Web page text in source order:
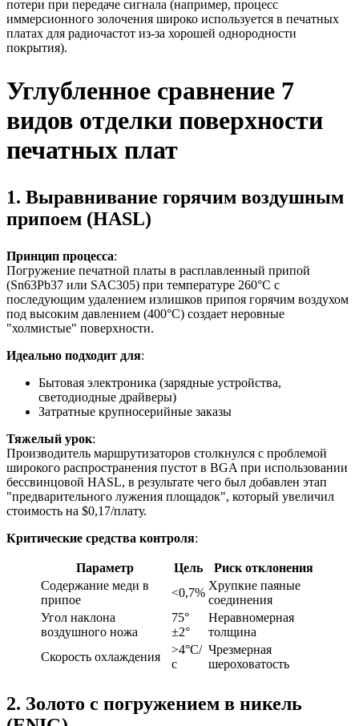
потери при передаче сигнала (например, процесс
иммерсионного золочения широко используется в печатных
платах для радиочастот из-за хорошей однородности
покрытия).
Углубленное сравнение 7
видов отделки поверхности
печатных плат
1. Выравнивание горячим воздушным
припоем (HASL)
Принцип процесса:
Погружение печатной платы в расплавленный припой
(Sn63Pb37 или SAC305) при температуре 260°C с
последующим удалением излишков припоя горячим воздухом
под высоким давлением (400°C) создает неровные
"холмистые" поверхности.
Идеально подходит для:
Бытовая электроника (зарядные устройства,
светодиодные драйверы)
Затратные крупносерийные заказы
Тяжелый урок:
Производитель маршрутизаторов столкнулся с проблемой
широкого распространения пустот в BGA при использовании
бессвинцовой HASL, в результате чего был добавлен этап
"предварительного лужения площадок", который увеличил
стоимость на $0,17/плату.
Критические средства контроля:
Параметр Цель
Риск отклонения
Содержание меди в
припое
<0,7%
Хрупкие паяные
соединения
Угол наклона
воздушного ножа
75°
±2°
Неравномерная
толщина
Скорость охлаждения
>4°C/
с
Чрезмерная
шероховатость
2. Золото с погружением в никель